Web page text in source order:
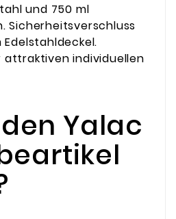
und 750 ml
Sicherheitsverschluss
attraktiven individuellen
Yalac